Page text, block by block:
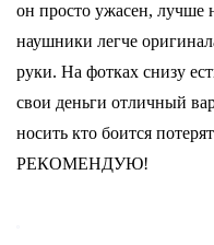
он просто ужасен, лучше
наушники легче
руки. На фотках снизу
свои деньги отличный
носить кто боится
РЕКОМЕНДУЮ!